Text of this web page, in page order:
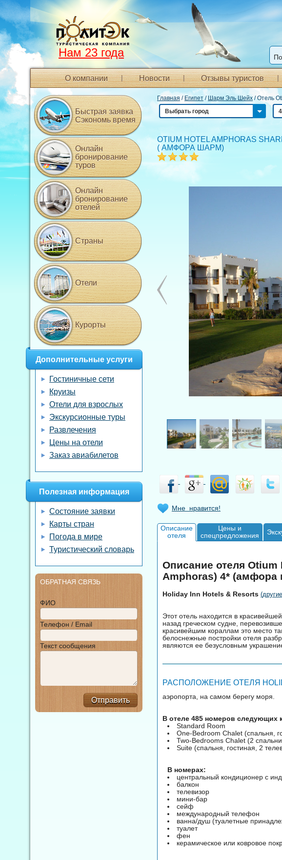
Нам 23 года
О компании Новости Отзывы туристов
Главная / Египет / Шарм Эль Шейх /Отель
Выбрать город
OTIUM HOTEL AMPHORAS
( АМФОРА ШАРМ)
Мне нравится!
Описание
отеля
Цены и
спецпредложения
Описание отеля
Amphoras) 4* (амфора
Holiday Inn Hotels & Resorts
Этот отель находится в
назад греческом судне,
красивейшим кораллам это место
белоснежные постройки отеля
являются ее безусловным
РАСПОЛОЖЕНИЕ ОТЕЛЯ
аэропорта, на самом берегу моря.
В отеле 485 номеров следующих
Standard Room
One-Bedroom Chalet (спальня,
Two-Bedrooms Chalet (2
Suite (спальня, гостиная, 2
В номерах:
центральный кондиционер с
балкон
телевизор
мини-бар
сейф
международный телефон
ванна/душ (туалетные
туалет
фен
керамическое или ковровое
Быстрая заявка
Сэкономь время
Онлайн
бронирование
туров
Онлайн
бронирование
отелей
Страны
Отели
Курорты
Дополнительные услуги
Гостиничные сети
Круизы
Отели для взрослых
Экскурсионные туры
Развлечения
Цены на отели
Заказ авиабилетов
Полезная информация
Состояние заявки
Карты стран
Погода в мире
Туристический словарь
ОБРАТНАЯ СВЯЗЬ
ФИО
Телефон / Email
Текст сообщения
Отправить